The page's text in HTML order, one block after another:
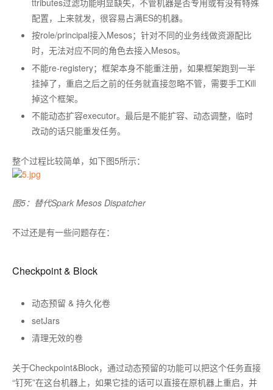
配置，上来就发，很容易占满ES的机器。
按role/principal接入Mesos；针对不同的业务线做资源配比
时，无法对应不同的角色去接入Mesos。
不能re-registery；框架本身不能重注册，如果框架跑到一半
挂掉了，重启之后之前的任务就直接忽略不管，需要手工Kill
掉这个框架。
不能动态扩容executor。最后是不能扩容、动态调整，临时
改动的话只能重发任务。
整个过程比较简单，如下图5所示：
图5：替代Spark Mesos Dispatcher
不过还是有一些问题存在：
Checkpoint & Block
动态预留 & 持久化卷
setJars
清理无效的卷
关于Checkpoint&Block，通过动态预留的功能可以把这个任务直接
“钉死”在这台机器上，如果它挂的话可以直接在原机器上重启，并